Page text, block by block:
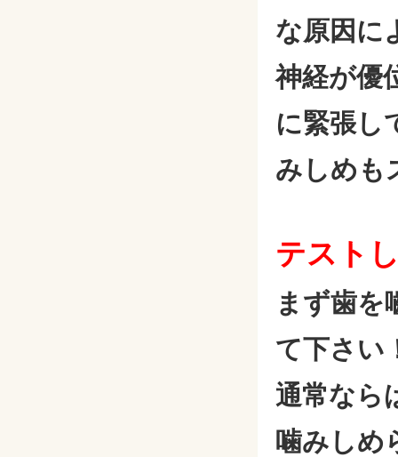
な原因に
神経が優
に緊張し
みしめも
テスト
まず歯を
て下さい
通常なら
噛みしめ